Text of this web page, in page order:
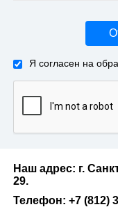
Я согласен на
Наш адрес: г.
29.
Телефон: +7 (812)